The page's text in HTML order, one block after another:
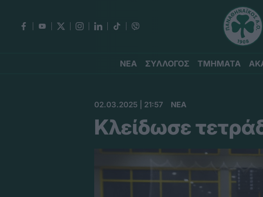
ΝΕΑ ΣΥΛΛΟΓΟΣ ΤΜΗΜΑΤΑ
02.03.2025 | 21:57 ΝΕΑ
Κλείδωσε